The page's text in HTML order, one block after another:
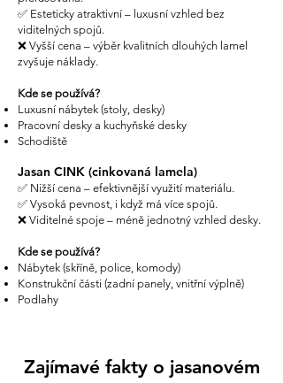
3000 x 550 x 40                        4851                      5870
3000 x 600 x 40                        5292                      6403
3000 x 650 x 40                        5733                      6937
3200 x 650 x 40                        6115                      7399
3500 x 650 x 40                        6689                      8093
Jasan - CINK / Spárovka     cena bez DPH          cena vč DPH
4000 x 300 x 20                       1260                        1525
Jasan - CINK / Hranoly           cena bez DPH         cena vč DPH
3000 x 80 x 80                             1186                       1435
Jasan - FIX / Stupeň            cena bez DPH         cena vč DPH
800 x 300 x 38                            605                        732
800 x 300 x 40                            638                        772
1100 x 300 x 38                          920                       1114
✅ Esteticky atraktivní – luxusní vzhled bez
viditelných spojů.
❌ Vyšší cena – výběr kvalitních dlouhých lamel
zvyšuje náklady.
Kde se používá?
Luxusní nábytek (stoly, desky)
Pracovní desky a kuchyňské desky
Schodiště
Jasan CINK (cinkovaná lamela)
✅ Nižší cena – efektivnější využití materiálu.
✅ Vysoká pevnost, i když má více spojů.
❌ Viditelné spoje – méně jednotný vzhled desky.
Kde se používá?
Nábytek (skříně, police, komody)
Konstrukční části (zadní panely, vnitřní výplně)
Podlahy
Zajímavé fakty o jasanovém